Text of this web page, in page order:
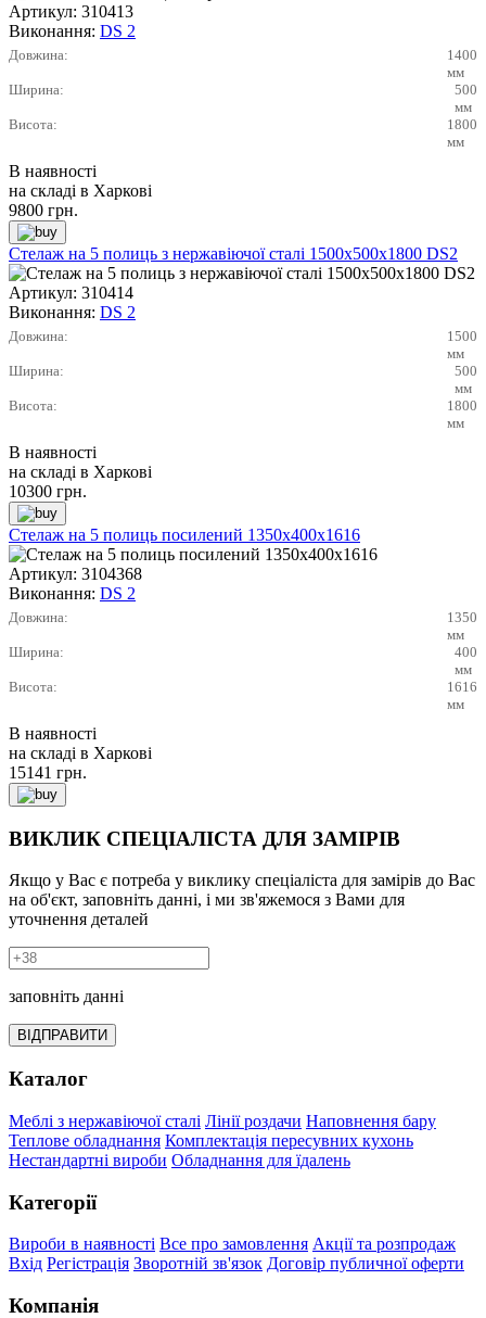
Артикул: 310413
Виконання: DS 2
Довжина:
1400
мм
Ширина:
500
мм
Висота:
1800
мм
В наявності
на складі в Харкові
9800 грн.
Стелаж на 5 полиць з нержавіючої сталі 1500х500х1800 DS2
Артикул: 310414
Виконання: DS 2
Довжина:
1500
мм
Ширина:
500
мм
Висота:
1800
мм
В наявності
на складі в Харкові
10300 грн.
Стелаж на 5 полиць посилений 1350х400х1616
Артикул: 3104368
Виконання: DS 2
Довжина:
1350
мм
Ширина:
400
мм
Висота:
1616
мм
В наявності
на складі в Харкові
15141 грн.
ВИКЛИК СПЕЦІАЛІСТА ДЛЯ ЗАМІРІВ
Якщо у Вас є потреба у виклику спеціаліста для замірів до Вас
на об'єкт, заповніть данні, і ми зв'яжемося з Вами для
уточнення деталей
заповніть данні
ВІДПРАВИТИ
Каталог
Меблі з нержавіючої сталі Лінії роздачи Наповнення бару
Теплове обладнання Комплектація пересувних кухонь
Нестандартні вироби Обладнання для їдалень
Категорії
Вироби в наявності Все про замовлення Акції та розпродаж
Вхід Регістрація Зворотній зв'язок Договір публичної оферти
Компанія